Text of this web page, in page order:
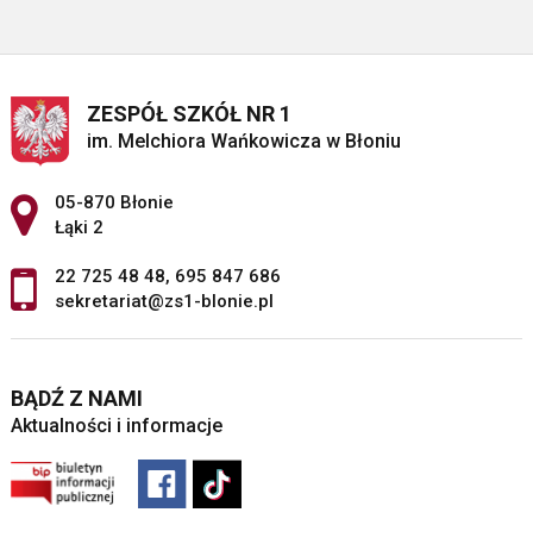
ZESPÓŁ SZKÓŁ NR 1
im. Melchiora Wańkowicza w Błoniu
Adres pocztowy:
05-870 Błonie
Łąki 2
22 725 48 48, 695 847 686
sekretariat@zs1-blonie.pl
BĄDŹ Z NAMI
Aktualności i informacje